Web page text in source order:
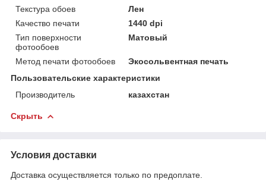
Текстура обоев
Лен
Качество печати
1440 dpi
Тип поверхности
фотообоев
Матовый
Метод печати фотообоев
Экосольвентная печать
Пользовательские характеристики
Производитель
казахстан
Скрыть
Условия доставки
Доставка осуществляется только по предоплате.